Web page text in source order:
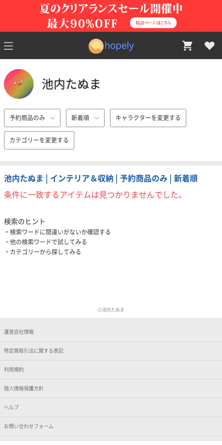
池内たぬま
予約商品のみ 新着順 キャラクターを変更する
カテゴリーを変更する
池内たぬま | インテリア＆収納 | 予約商品のみ | 新着順
条件に一致するアイテムは見つかりませんでした。
検索のヒント
検索ワードに間違いがないか確認する
他の検索ワードで試してみる
カテゴリーから探してみる
Ⓒ池内たぬま
運営会社情報
特定商取引法に関する表記
利用規約
個人情報保護方針
ヘルプ
お問い合わせフォーム